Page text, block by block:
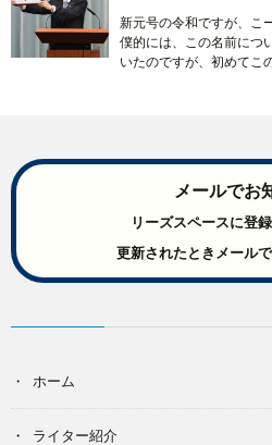
新元号の令和ですが、こ
僕的には、この名前につ
いたのですが、初めてこ
メールでお
リーズスペースに登
更新されたときメール
ホーム
ライター紹介